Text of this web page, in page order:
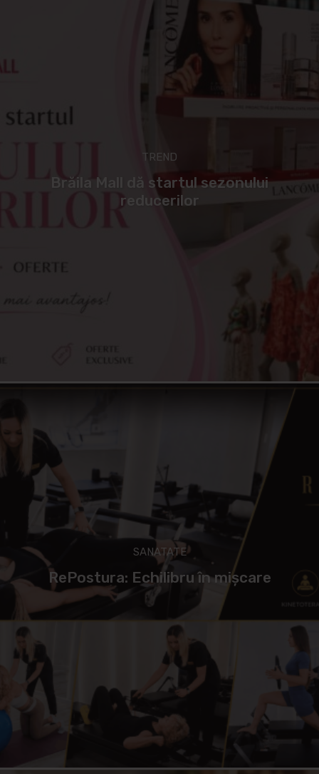
TREND
Brăila Mall dă startul sezonului
reducerilor
SANATATE
RePostura: Echilibru în mișcare